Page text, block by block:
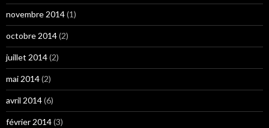
novembre 2014(1)
octobre 2014(2)
juillet 2014(2)
mai 2014(2)
avril 2014(6)
février 2014(3)